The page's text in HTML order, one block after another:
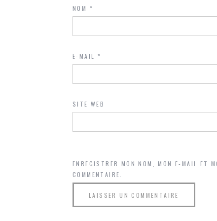
NOM *
E-MAIL *
SITE WEB
ENREGISTRER MON NOM, MON E-MAIL ET
COMMENTAIRE.